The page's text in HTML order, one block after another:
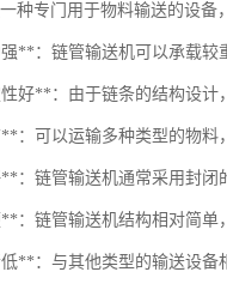
种专门用于物料输送的设备
**：链管输送机可以承载较
好**：由于链条的结构设计
：可以运输多种类型的物料
：链管输送机通常采用封闭
：链管输送机结构相对简单
**：与其他类型的输送设备